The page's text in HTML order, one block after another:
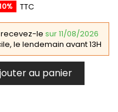
TTC
le sur 11/08/2026
le lendemain avant 13H
au panier